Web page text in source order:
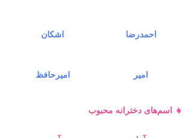
احمدرضا اشکان
امیر امیرحافظ
👧 اسم‌های دخترانه محبوب